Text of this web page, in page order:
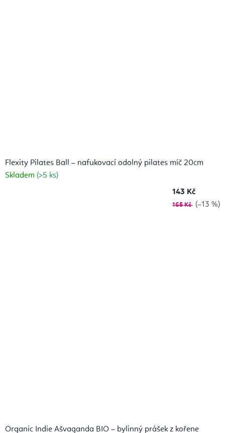
Flexity Pilates Ball – nafukovací odolný pilates míč 20cm
Skladem (>5 ks)
143 Kč
165 Kč (–13 %)
Organic Indie Ašvaganda BIO – bylinný prášek z kořene